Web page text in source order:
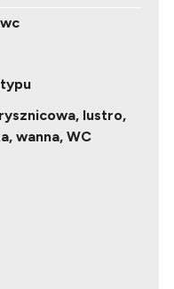
lustro,
wanna, WC